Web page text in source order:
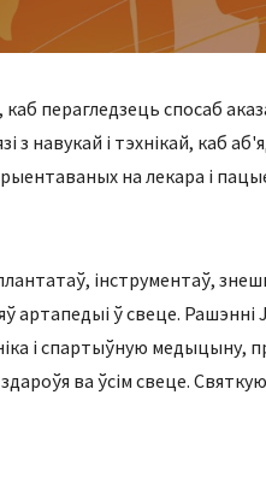
перагледзець спосаб
навукай і тэхнікай, каб
на лекара і
інструментаў,
ў свеце.
і спартыўную
ва ўсім свеце.